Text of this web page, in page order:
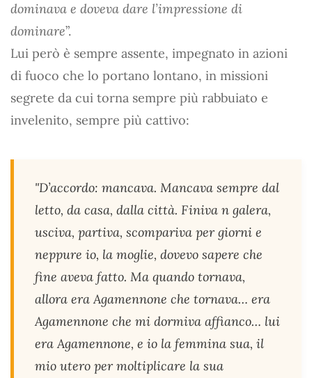
dominava e doveva dare l’impressione di
dominare”.
Lui però è sempre assente, impegnato in azioni
di fuoco che lo portano lontano, in missioni
segrete da cui torna sempre più rabbuiato e
invelenito, sempre più cattivo:
"D’accordo: mancava. Mancava sempre dal
letto, da casa, dalla città. Finiva n galera,
usciva, partiva, scompariva per giorni e
neppure io, la moglie, dovevo sapere che
fine aveva fatto. Ma quando tornava,
allora era Agamennone che tornava… era
Agamennone che mi dormiva affianco… lui
era Agamennone, e io la femmina sua, il
mio utero per moltiplicare la sua